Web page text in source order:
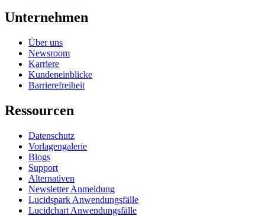
Unternehmen
Über uns
Newsroom
Karriere
Kundeneinblicke
Barrierefreiheit
Ressourcen
Datenschutz
Vorlagengalerie
Blogs
Support
Alternativen
Newsletter Anmeldung
Lucidspark Anwendungsfälle
Lucidchart Anwendungsfälle